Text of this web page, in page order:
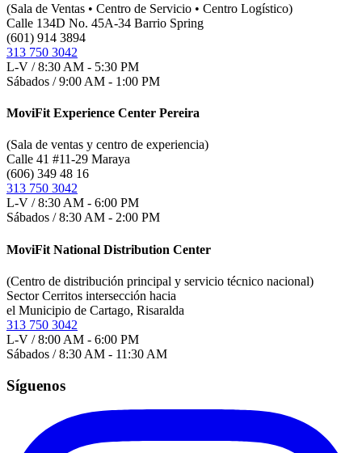
(Sala de Ventas • Centro de Servicio • Centro Logístico)
Calle 134D No. 45A-34 Barrio Spring
(601) 914 3894
313 750 3042
L-V / 8:30 AM - 5:30 PM
Sábados / 9:00 AM - 1:00 PM
MoviFit Experience Center Pereira
(Sala de ventas y centro de experiencia)
Calle 41 #11-29 Maraya
(606) 349 48 16
313 750 3042
L-V / 8:30 AM - 6:00 PM
Sábados / 8:30 AM - 2:00 PM
MoviFit National Distribution Center
(Centro de distribución principal y servicio técnico nacional)
Sector Cerritos intersección hacia
el Municipio de Cartago, Risaralda
313 750 3042
L-V / 8:00 AM - 6:00 PM
Sábados / 8:30 AM - 11:30 AM
Síguenos